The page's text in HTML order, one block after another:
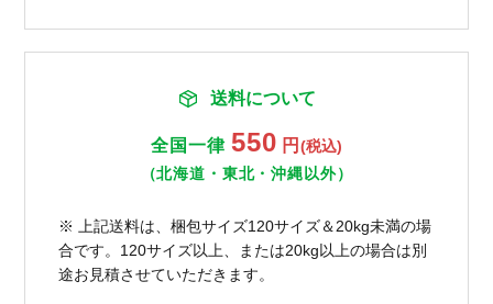
送料について
全国一律 550 円 (税込)
（北海道・東北・沖縄以外）
※ 上記送料は、梱包サイズ120サイズ＆20kg未満の場
合です。120サイズ以上、または20kg以上の場合は別
途お見積させていただきます。